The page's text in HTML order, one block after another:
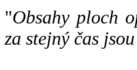
"Obsahy ploch
za stejný čas